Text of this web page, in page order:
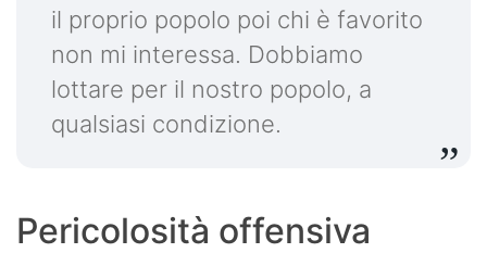
il proprio popolo poi chi è favorito
non mi interessa. Dobbiamo
lottare per il nostro popolo, a
qualsiasi condizione.
Pericolosità offensiva